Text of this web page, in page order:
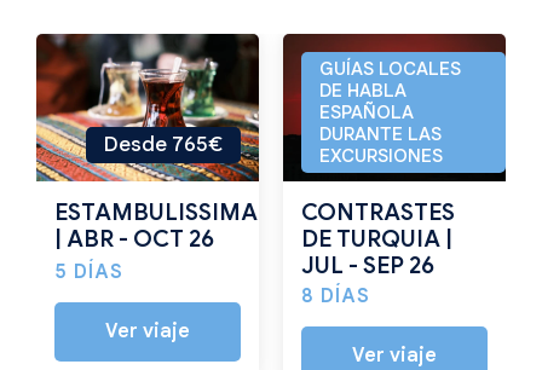
Desde 765€
ESTAMBULISSIMA
| ABR - OCT 26
5 DÍAS
Ver viaje
Desde 1095€
GUÍAS LOCALES
DE HABLA
ESPAÑOLA
DURANTE LAS
EXCURSIONES
CONTRASTES
DE TURQUIA |
JUL - SEP 26
8 DÍAS
Ver viaje